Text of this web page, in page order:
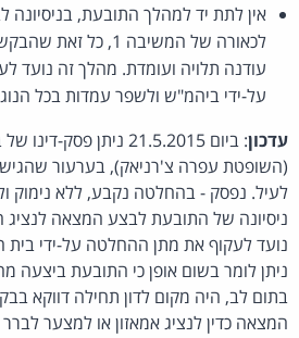
אין לתת יד למהלך התובעת,
לכאורה של המשיבה 1,
עודנה תלויה ועומדת. מהלך זה נועד
על-ידי ביהמ"ש ולשפר עמדות בכל
עדכון
: ביום 21.5.2015 ניתן
(השופטת עפרה צ'רניאק), בערעור
לעיל. נפסק - בהחלטה נקבע, ללא נימוק
נועד לעקוף את מתן ההחלטה על-ידי
ניתן לומר בשום אופן כי התובעת ביצעה
בתום לב, היה מקום לדון תחילה דווקא
המצאה כדין לנציג אמאזון או למצער